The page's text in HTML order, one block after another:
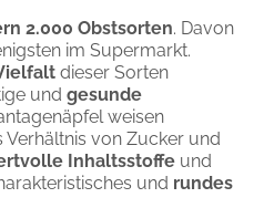
2.000 Obstsorten. Davon
im Supermarkt.
dieser Sorten
undgesunde
weisen
von Zucker und
Inhaltsstoffe und
und rundes